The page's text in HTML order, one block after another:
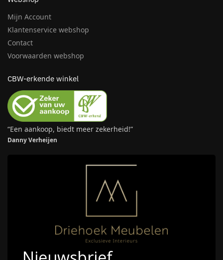
Mijn Account
Klantenservice webshop
Contact
Voorwaarden webshop
CBW-erkende winkel
“Een aankoop, biedt meer zekerheid!”
Danny Verheijen